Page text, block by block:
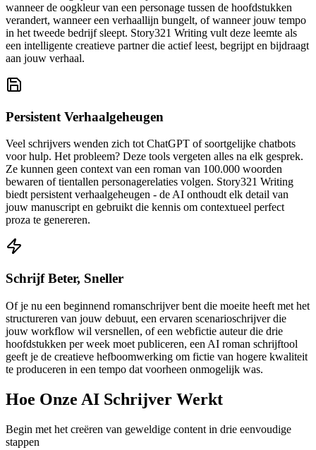
wanneer de oogkleur van een personage tussen de hoofdstukken
verandert, wanneer een verhaallijn bungelt, of wanneer jouw tempo
in het tweede bedrijf sleept. Story321 Writing vult deze leemte als
een intelligente creatieve partner die actief leest, begrijpt en bijdraagt
aan jouw verhaal.
Persistent Verhaalgeheugen
Veel schrijvers wenden zich tot ChatGPT of soortgelijke chatbots
voor hulp. Het probleem? Deze tools vergeten alles na elk gesprek.
Ze kunnen geen context van een roman van 100.000 woorden
bewaren of tientallen personagerelaties volgen. Story321 Writing
biedt persistent verhaalgeheugen - de AI onthoudt elk detail van
jouw manuscript en gebruikt die kennis om contextueel perfect
proza te genereren.
Schrijf Beter, Sneller
Of je nu een beginnend romanschrijver bent die moeite heeft met het
structureren van jouw debuut, een ervaren scenarioschrijver die
jouw workflow wil versnellen, of een webfictie auteur die drie
hoofdstukken per week moet publiceren, een AI roman schrijftool
geeft je de creatieve hefboomwerking om fictie van hogere kwaliteit
te produceren in een tempo dat voorheen onmogelijk was.
Hoe Onze AI Schrijver Werkt
Begin met het creëren van geweldige content in drie eenvoudige
stappen